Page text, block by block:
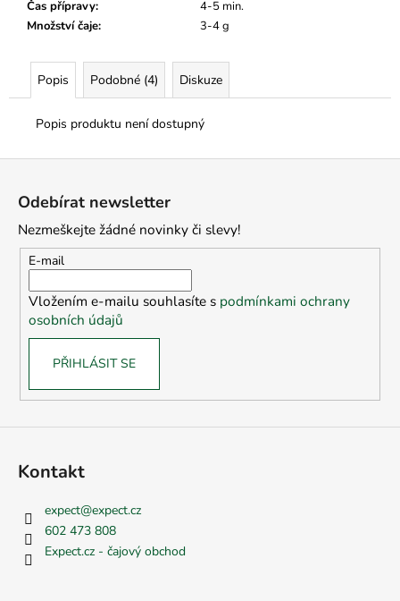
Čas přípravy:
4-5 min.
Množství čaje: 3-4 g
Popis Podobné (4) Diskuze
Popis produktu není dostupný
Odebírat newsletter
Nezmeškejte žádné novinky či slevy!
E-mail
Vložením e-mailu souhlasíte s podmínkami ochrany
osobních údajů
PŘIHLÁSIT SE
Kontakt
expect@expect.cz
602 473 808
Expect.cz - čajový obchod